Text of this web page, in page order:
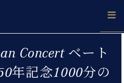
イト
Concert ベート
年記念1000分の